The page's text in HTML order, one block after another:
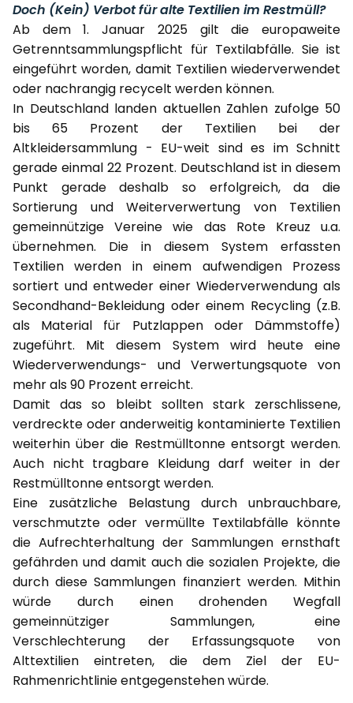
Doch (Kein) Verbot für alte Textilien im Restmüll?
Ab dem 1. Januar 2025 gilt die europaweite
Getrenntsammlungspflicht für Textilabfälle. Sie ist
eingeführt worden, damit Textilien wiederverwendet
oder nachrangig recycelt werden können.
In Deutschland landen aktuellen Zahlen zufolge 50
bis 65 Prozent der Textilien bei der
Altkleidersammlung - EU-weit sind es im Schnitt
gerade einmal 22 Prozent. Deutschland ist in diesem
Punkt gerade deshalb so erfolgreich, da die
Sortierung und Weiterverwertung von Textilien
gemeinnützige Vereine wie das Rote Kreuz u.a.
übernehmen. Die in diesem System erfassten
Textilien werden in einem aufwendigen Prozess
sortiert und entweder einer Wiederverwendung als
Secondhand-Bekleidung oder einem Recycling (z.B.
als Material für Putzlappen oder Dämmstoffe)
zugeführt. Mit diesem System wird heute eine
Wiederverwendungs- und Verwertungsquote von
mehr als 90 Prozent erreicht.
Damit das so bleibt sollten stark zerschlissene,
verdreckte oder anderweitig kontaminierte Textilien
weiterhin über die Restmülltonne entsorgt werden.
Auch nicht tragbare Kleidung darf weiter in der
Restmülltonne entsorgt werden.
Eine zusätzliche Belastung durch unbrauchbare,
verschmutzte oder vermüllte Textilabfälle könnte
die Aufrechterhaltung der Sammlungen ernsthaft
gefährden und damit auch die sozialen Projekte, die
durch diese Sammlungen finanziert werden. Mithin
würde durch einen drohenden Wegfall
gemeinnütziger Sammlungen, eine
Verschlechterung der Erfassungsquote von
Alttextilien eintreten, die dem Ziel der EU-
Rahmenrichtlinie entgegenstehen würde.